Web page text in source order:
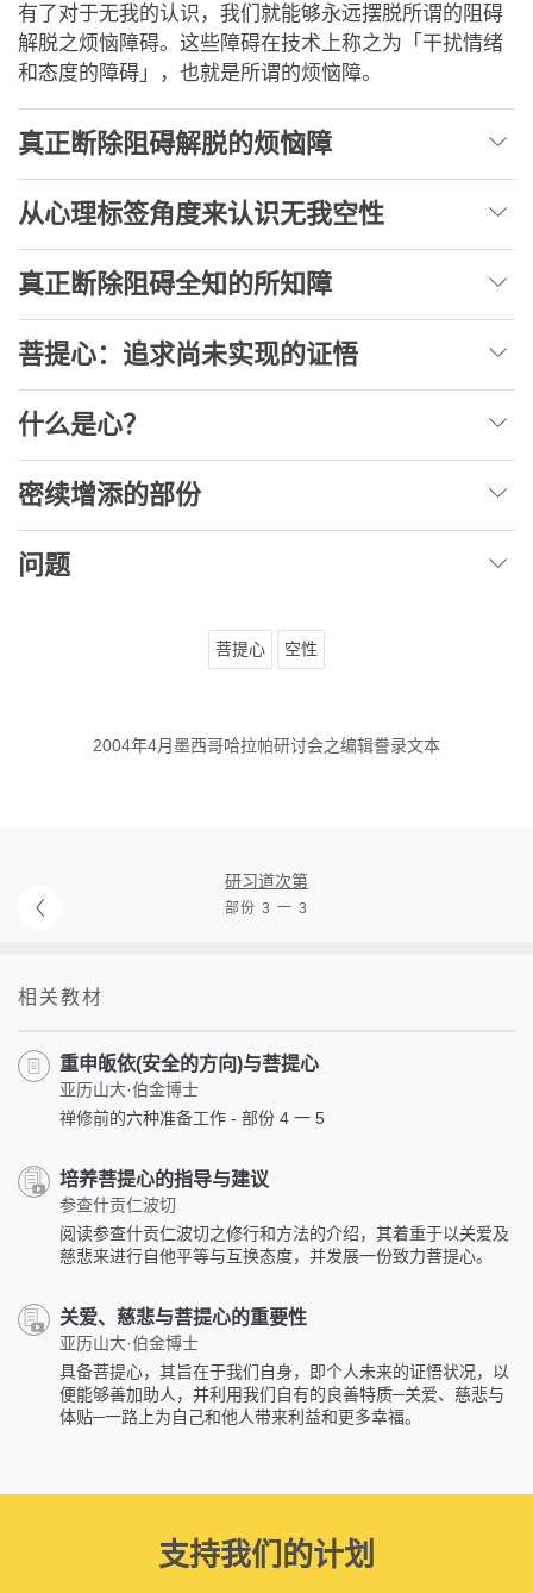
有了对于无我的认识，我们就能够永远摆脱所谓的阻碍
解脱之烦恼障碍。这些障碍在技术上称之为「干扰情绪
和态度的障碍」，也就是所谓的烦恼障。
真正断除阻碍解脱的烦恼障
从心理标签角度来认识无我空性
真正断除阻碍全知的所知障
菩提心：追求尚未实现的证悟
什么是心？
密续增添的部份
问题
菩提心 空性
2004年4月墨西哥哈拉帕研讨会之编辑誊录文本
研习道次第
部份 3 一 3
相关教材
重申皈依(安全的方向)与菩提心
亚历山大·伯金博士
禅修前的六种准备工作 - 部份 4 一 5
培养菩提心的指导与建议
参查什贡仁波切
阅读参查什贡仁波切之修行和方法的介绍，其着重于以关爱及
慈悲来进行自他平等与互换态度，并发展一份致力菩提心。
关爱、慈悲与菩提心的重要性
亚历山大·伯金博士
具备菩提心，其旨在于我们自身，即个人未来的证悟状况，以
便能够善加助人，并利用我们自有的良善特质─关爱、慈悲与
体贴─一路上为自己和他人带来利益和更多幸福。
支持我们的计划